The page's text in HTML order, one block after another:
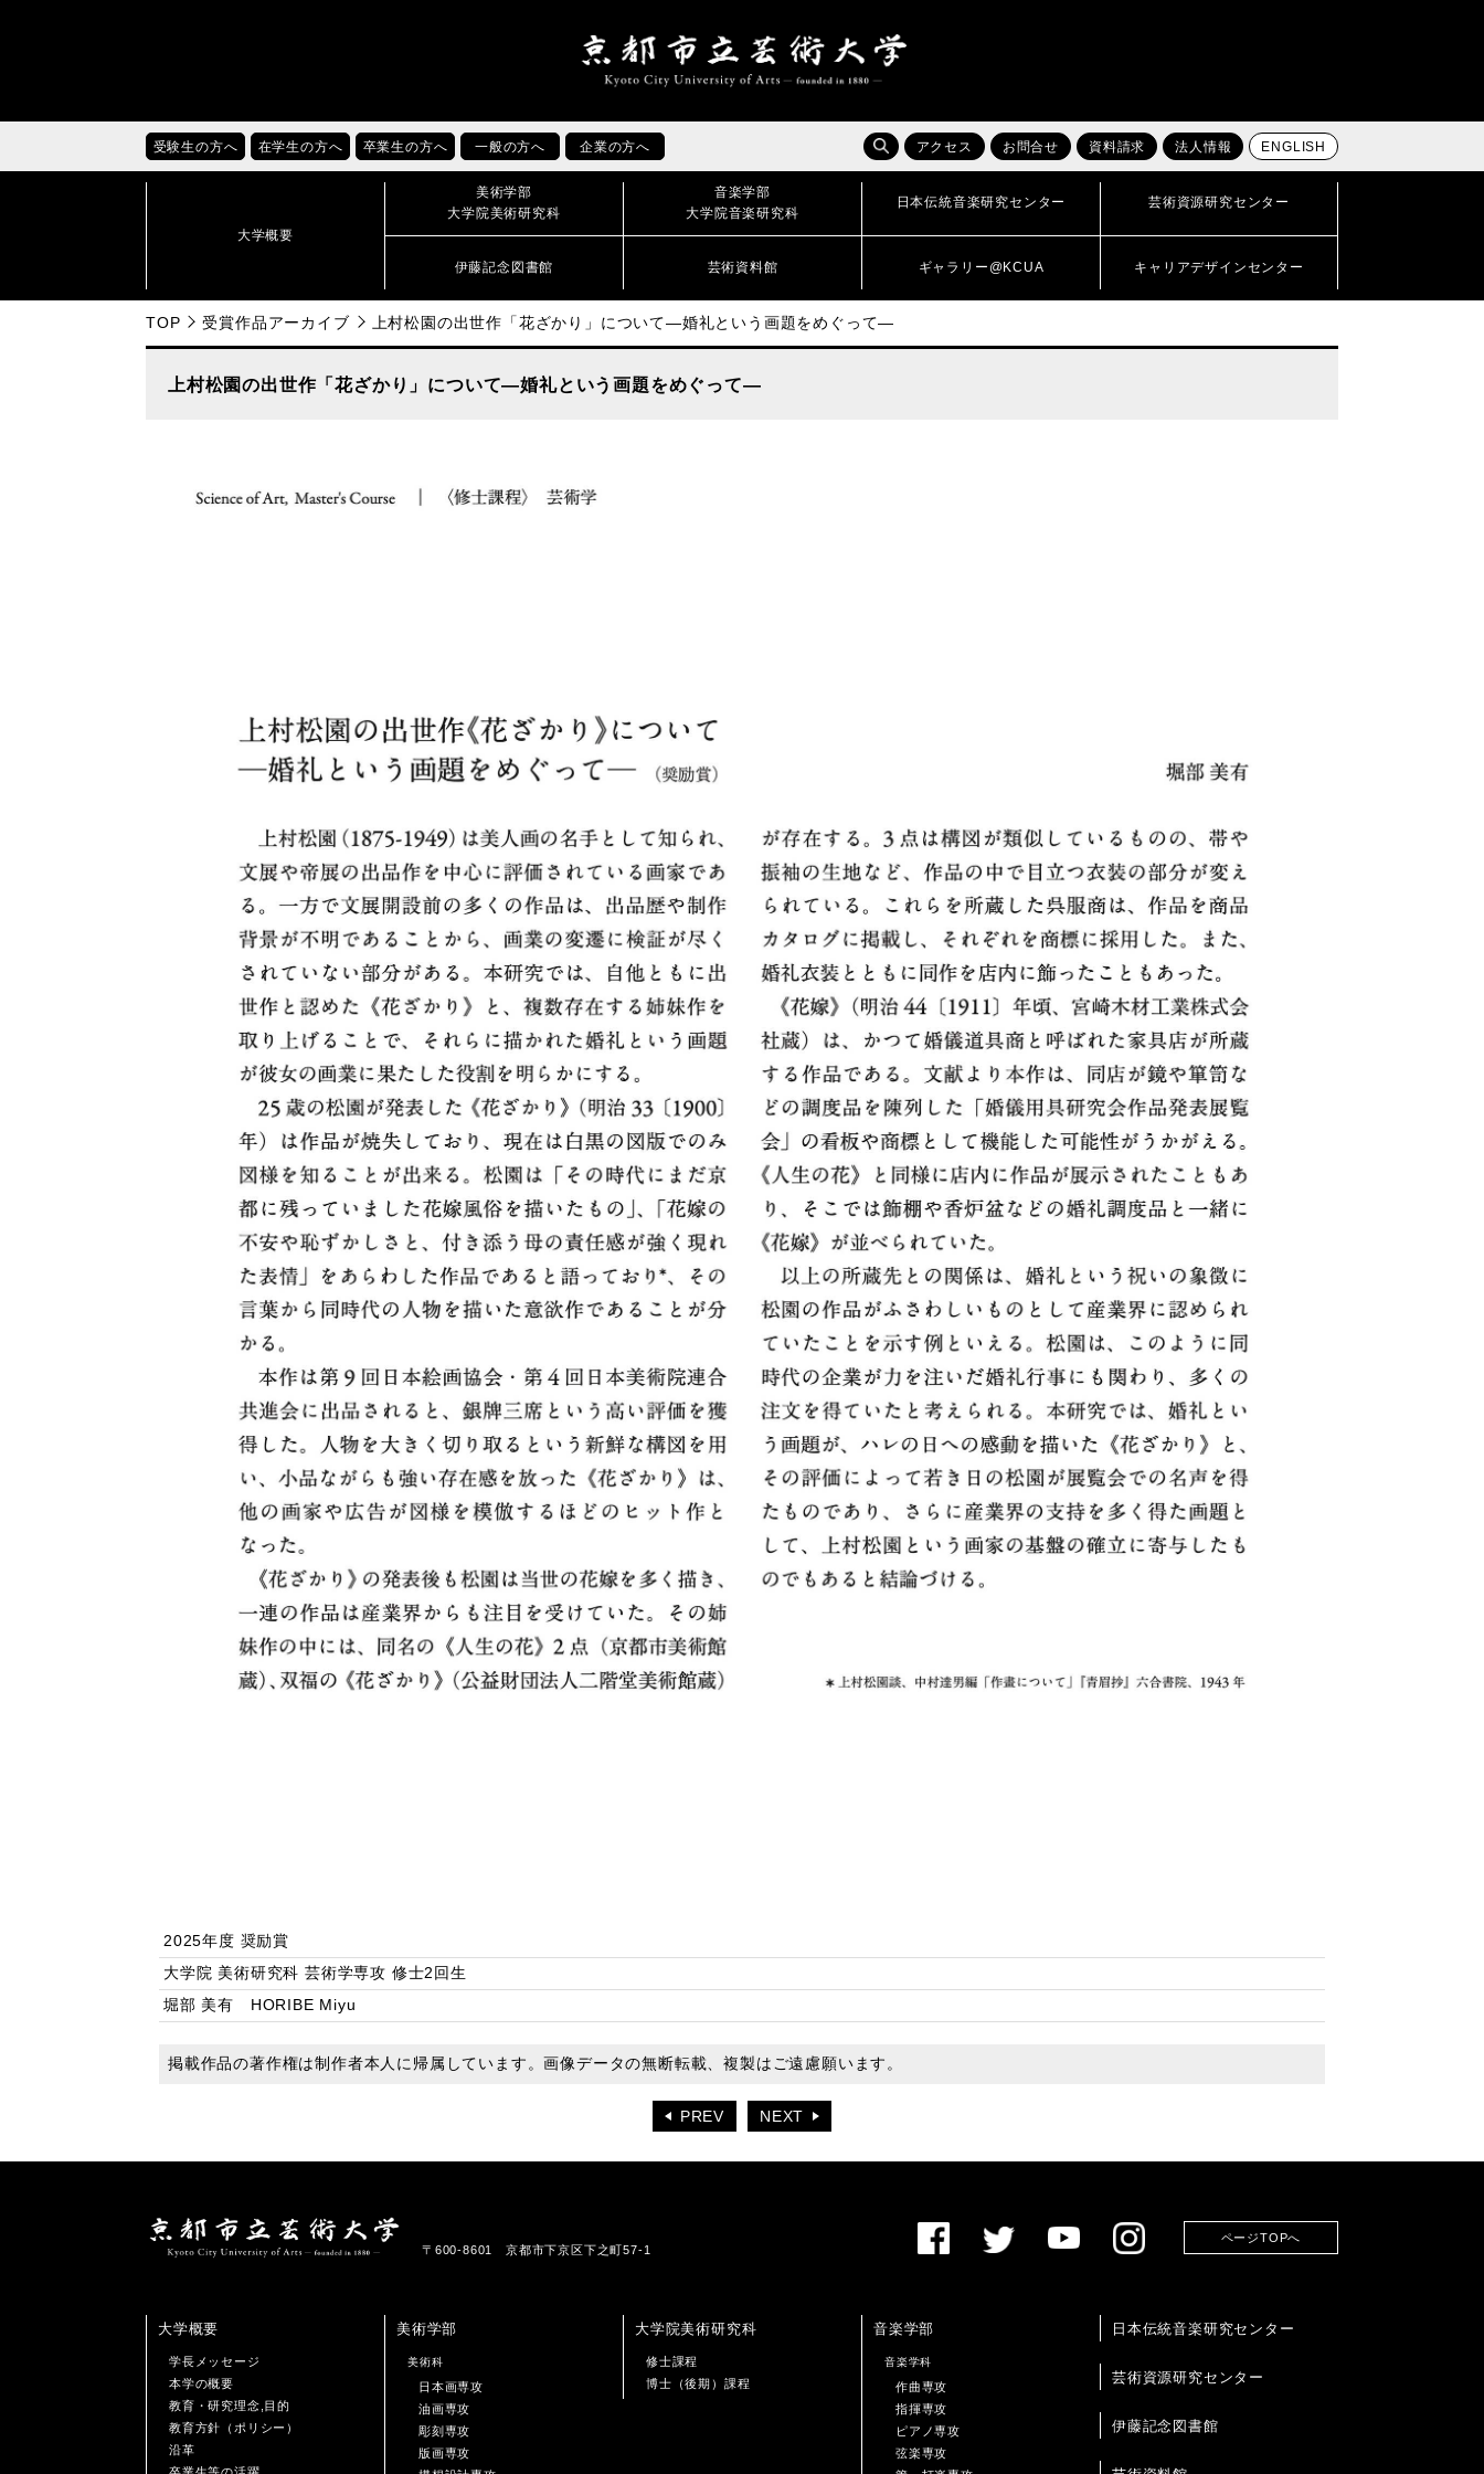
受験生の方へ 在学生の方へ 卒業生の方へ 一般の方へ 企業の方へ アクセス お問合せ 資料請求 法人情報 ENGLISH
大学概要
美術学部
大学院美術研究科
音楽学部
大学院音楽研究科
日本伝統音楽研究センター 芸術資源研究センター
伊藤記念図書館 芸術資料館 ギャラリー@KCUA キャリアデザインセンター
TOP 受賞作品アーカイブ 上村松園の出世作「花ざかり」について―婚礼という画題をめぐって―
上村松園の出世作「花ざかり」について―婚礼という画題をめぐって―
2025年度 奨励賞
大学院 美術研究科 芸術学専攻 修士2回生
堀部 美有 HORIBE Miyu
掲載作品の著作権は制作者本人に帰属しています。画像データの無断転載、複製はご遠慮願います。
PREV NEXT
〒600-8601 京都市下京区下之町57-1
ページTOPへ
大学概要
学長メッセージ
本学の概要
教育・研究理念,目的
教育方針（ポリシー）
沿革
美術学部
美術科
日本画専攻
油画専攻
彫刻専攻
版画専攻
大学院美術研究科
修士課程
博士（後期）課程
音楽学部
音楽学科
作曲専攻
指揮専攻
ピアノ専攻
弦楽専攻
日本伝統音楽研究センター
芸術資源研究センター
伊藤記念図書館